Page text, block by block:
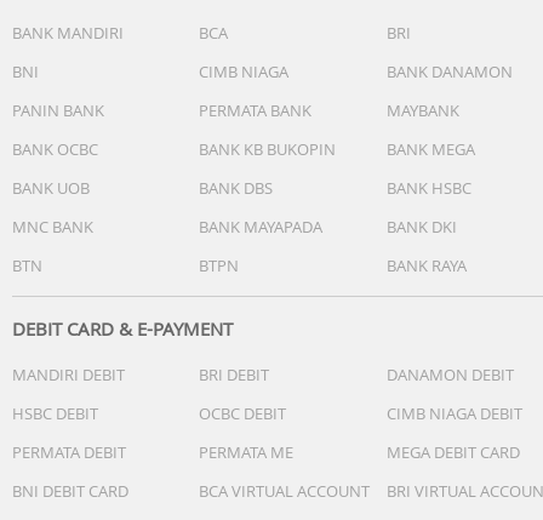
BANK MANDIRI BCA
BRI
BNI
CIMB NIAGA
BANK DANAMON
PANIN BANK
PERMATA BANK
MAYBANK
BANK OCBC
BANK KB BUKOPIN
BANK MEGA
BANK UOB
BANK DBS
BANK HSBC
MNC BANK
BANK MAYAPADA
BANK DKI
BTN
BTPN BANK RAYA
DEBIT CARD & E-PAYMENT
MANDIRI DEBIT BRI DEBIT
DANAMON DEBIT
HSBC DEBIT
OCBC DEBIT
CIMB NIAGA DEBIT
PERMATA DEBIT
PERMATA ME
MEGA DEBIT CARD
BNI DEBIT CARD
BCA VIRTUAL ACCOUNT
BRI VIRTUAL